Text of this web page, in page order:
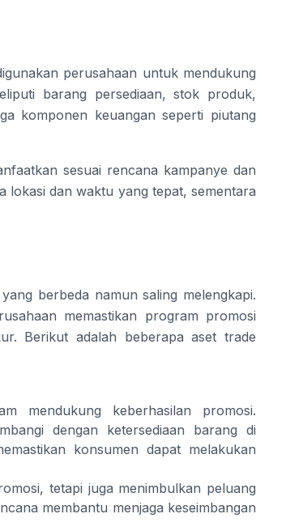
perusahaan untuk mendukung
barang persediaan, stok produk,
komponen keuangan seperti piutang
sesuai rencana kampanye dan
lokasi dan waktu yang tepat, sementara
berbeda namun saling melengkapi.
memastikan program promosi
Berikut adalah beberapa aset trade
mendukung keberhasilan promosi.
dengan ketersediaan barang di
konsumen dapat melakukan
tetapi juga menimbulkan peluang
membantu menjaga keseimbangan